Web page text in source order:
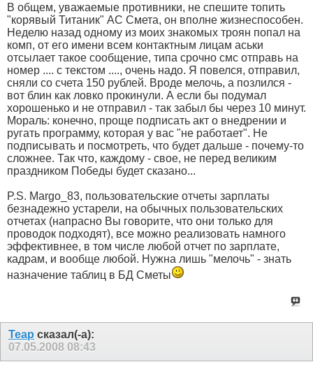
В общем, уважаемые противники, не спешите топить
"корявый Титаник" АС Смета, он вполне жизнеспособен.
Неделю назад одному из моих знакомых троян попал на
комп, от его имени всем контактным лицам аськи
отсылает такое сообщение, типа срочно смс отправь на
номер .... с текстом ...., очень надо. Я повелся, отправил,
сняли со счета 150 рублей. Вроде мелочь, а позлился -
вот блин как ловко прокинули. А если бы подумал
хорошенько и не отправил - так забыл бы через 10 минут.
Мораль: конечно, проще подписать акт о внедрении и
ругать программу, которая у вас "не работает". Не
подписывать и посмотреть, что будет дальше - почему-то
сложнее. Так что, каждому - свое, не перед великим
праздником Победы будет сказано...
P.S. Margo_83, пользовательские отчеты зарплаты
безнадежно устарели, на обычных пользовательских
отчетах (напрасно Вы говорите, что они только для
проводок подходят), все можно реализовать намного
эффективнее, в том числе любой отчет по зарплате,
кадрам, и вообще любой. Нужна лишь "мелочь" - знать
назначение таблиц в БД Сметы
Teap сказал(-а):
07.05.2008 08:43